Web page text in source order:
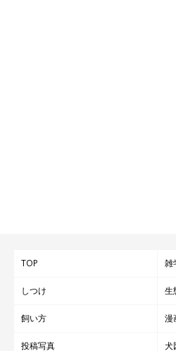
@dotechin_ponta
なったそう。飼い主さんは
「いっ
たら、いっぱい笑うようになりまし
TOP 雑
しつけ 生
飼い方 漫
投稿写真 犬